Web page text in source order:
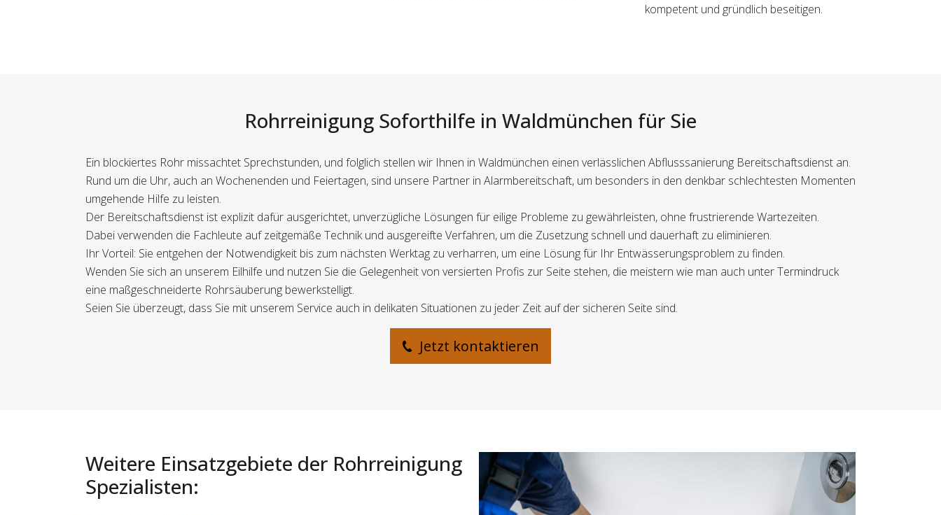
kompetent und gründlich beseitigen.
Rohrreinigung Soforthilfe in Waldmünchen für Sie
Ein blockiertes Rohr missachtet Sprechstunden, und folglich stellen wir Ihnen in Waldmünchen einen verlässlichen Abflusssanierung Bereitschaftsdienst an.
Rund um die Uhr, auch an Wochenenden und Feiertagen, sind unsere Partner in Alarmbereitschaft, um besonders in den denkbar schlechtesten Momenten
umgehende Hilfe zu leisten.
Der Bereitschaftsdienst ist explizit dafür ausgerichtet, unverzügliche Lösungen für eilige Probleme zu gewährleisten, ohne frustrierende Wartezeiten.
Dabei verwenden die Fachleute auf zeitgemäße Technik und ausgereifte Verfahren, um die Zusetzung schnell und dauerhaft zu eliminieren.
Ihr Vorteil: Sie entgehen der Notwendigkeit bis zum nächsten Werktag zu verharren, um eine Lösung für Ihr Entwässerungsproblem zu finden.
Wenden Sie sich an unserem Eilhilfe und nutzen Sie die Gelegenheit von versierten Profis zur Seite stehen, die meistern wie man auch unter Termindruck
eine maßgeschneiderte Rohrsäuberung bewerkstelligt.
Seien Sie überzeugt, dass Sie mit unserem Service auch in delikaten Situationen zu jeder Zeit auf der sicheren Seite sind.
Jetzt kontaktieren
Weitere Einsatzgebiete der Rohrreinigung
Spezialisten: